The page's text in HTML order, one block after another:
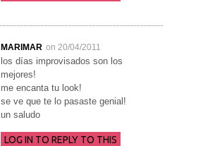
MARIMAR on 20/04/2011
los días improvisados son los
mejores!
me encanta tu look!
se ve que te lo pasaste genial!
un saludo
LOG IN TO REPLY TO THIS